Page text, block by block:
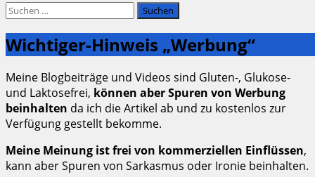
Suchen
nach:
Wichtiger-Hinweis „Werbung“
Meine Blogbeiträge und Videos sind Gluten-, Glukose-
und Laktosefrei, können aber Spuren von Werbung
beinhalten da ich die Artikel ab und zu kostenlos zur
Verfügung gestellt bekomme.
Meine Meinung ist frei von kommerziellen Einflüssen,
kann aber Spuren von Sarkasmus oder Ironie beinhalten.